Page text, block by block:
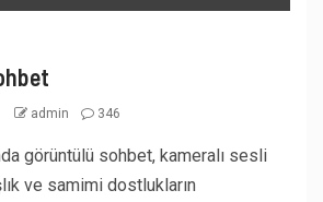
admin 346
görüntülü sohbet, kameralı sesli
ve samimi dostlukların